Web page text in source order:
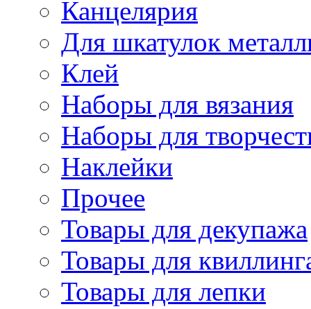
Канцелярия
Для шкатулок
Клей
Наборы для вязания
Наборы для
Наклейки
Прочее
Товары для декупажа
Товары для
Товары для лепки